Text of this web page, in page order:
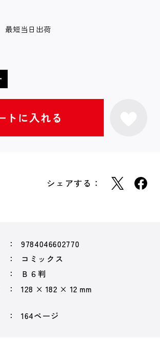
最短当日出荷
シェアする：
9784046602770
コミックス
Ｂ６判
128 × 182 × 12 mm
164ページ